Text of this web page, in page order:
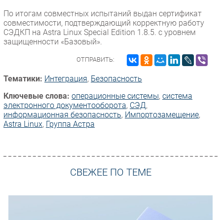
По итогам совместных испытаний выдан сертификат
совместимости, подтверждающий корректную работу
СЭДКП на Astra Linux Special Edition 1.8.5. с уровнем
защищенности «Базовый».
ОТПРАВИТЬ:
Тематики: Интеграция, Безопасность
Ключевые слова: операционные системы, система
электронного документооборота, СЭД,
информационная безопасность, Импорто­замещение,
Astra Linux, Группа Астра
СВЕЖЕЕ ПО ТЕМЕ